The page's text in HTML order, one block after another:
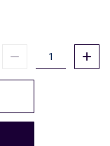
− +